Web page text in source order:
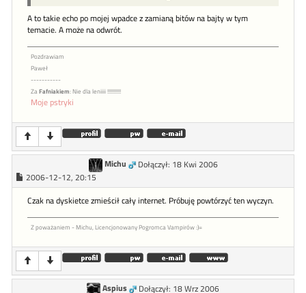
A to takie echo po mojej wpadce z zamianą bitów na bajty w tym
temacie. A może na odwrót.
Pozdrawiam
Paweł
-----------
Za Fafniakiem: Nie dla leniiii !!!!!!!!!!
Moje pstryki
Michu
Dołączył: 18 Kwi 2006
2006-12-12, 20:15
Czak na dyskietce zmieścił cały internet. Próbuję powtórzyć ten wyczyn.
Z poważaniem - Michu, Licencjonowany Pogromca Vampirów :)=
Aspius
Dołączył: 18 Wrz 2006